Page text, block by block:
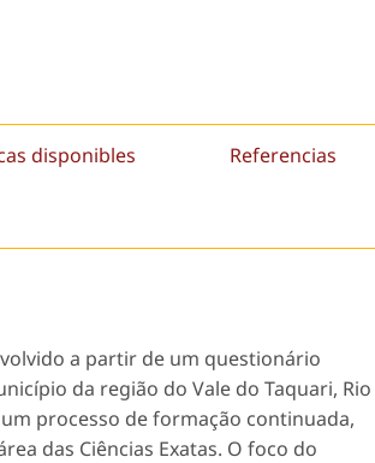
disponibles Referencias
a partir de um questionário
da região do Vale do Taquari, Rio
processo de formação continuada,
das Ciências Exatas. O foco do